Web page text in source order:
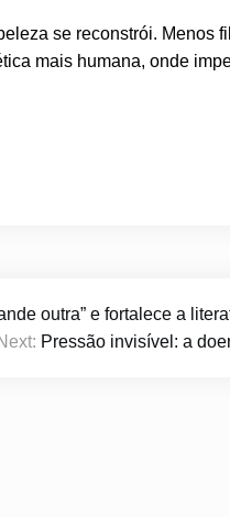
se reconstrói.
mais humana, onde
outra” e fortalece a
Pressão invisível: a